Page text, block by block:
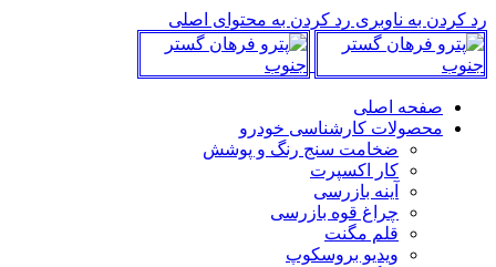
رد کردن به ناوبری رد کردن به محتوای اصلی
صفحه اصلی
محصولات کارشناسی خودرو
ضخامت سنج رنگ و پوشش
کار اکسپرت
آینه بازرسی
چراغ قوه بازرسی
قلم مگنت
ویدیو بروسکوپ